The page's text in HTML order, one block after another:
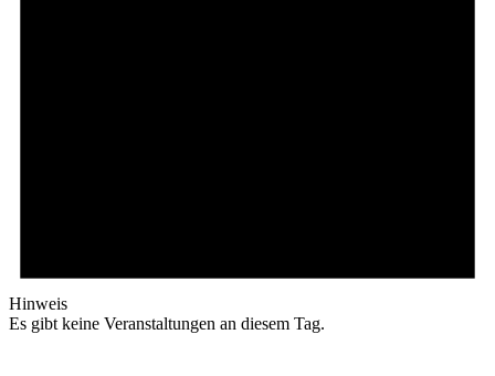
Hinweis
Es gibt keine Veranstaltungen an diesem Tag.